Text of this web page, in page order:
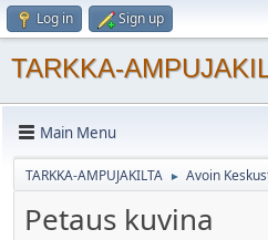
Log in Sign up
TARKKA-
Main Menu
TARKKA-AMPUJAKILTA ► Avoin
Petaus kuvina